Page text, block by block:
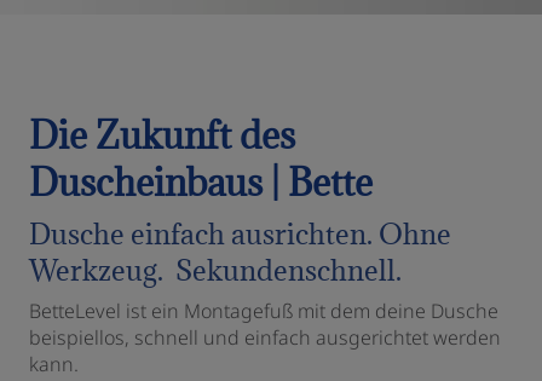
Die Zukunft des
Duscheinbaus | Bette
Dusche einfach ausrichten. Ohne
Werkzeug. Sekundenschnell.
BetteLevel ist ein Montagefuß mit dem deine Dusche
beispiellos, schnell und einfach ausgerichtet werden
kann.